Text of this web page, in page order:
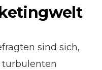
sind sich,
turbulenten